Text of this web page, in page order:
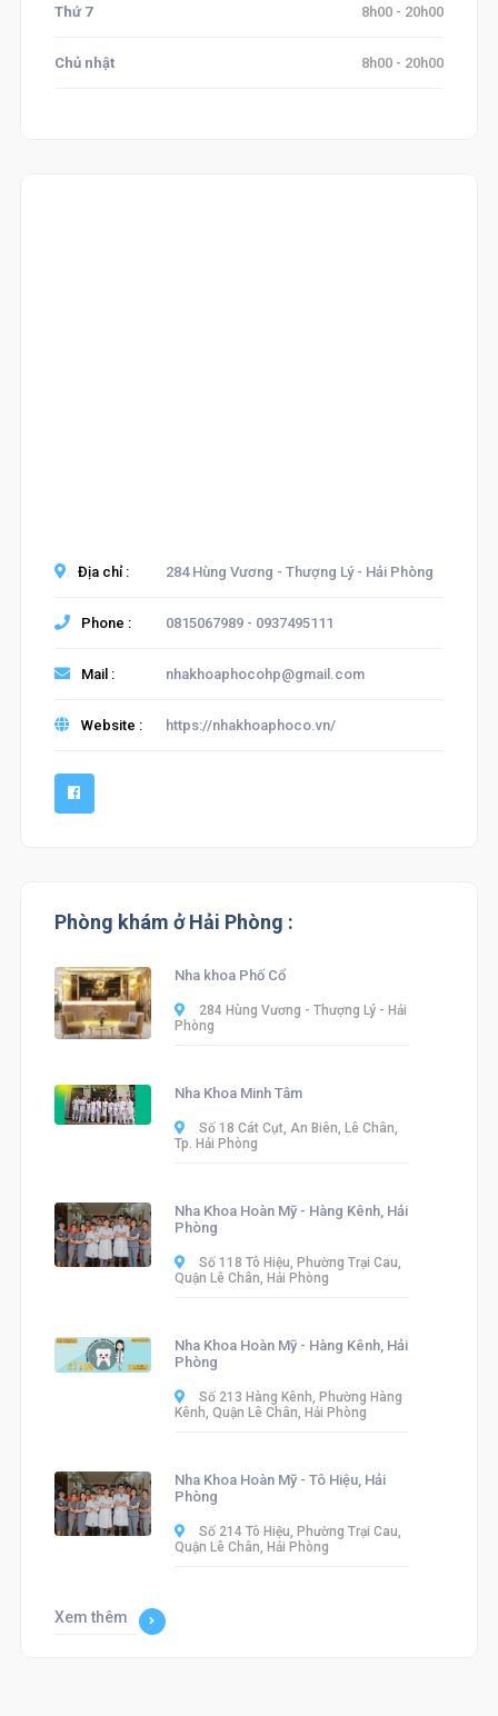
Thứ 7 8h00 - 20h00
Chủ nhật 8h00 - 20h00
Địa chỉ : 284 Hùng Vương - Thượng Lý - Hải Phòng
Phone : 0815067989 - 0937495111
Mail : nhakhoaphocohp@gmail.com
Website : https://nhakhoaphoco.vn/
Phòng khám ở Hải Phòng :
Nha khoa Phố Cổ
284 Hùng Vương - Thượng Lý - Hải
Phòng
Nha Khoa Minh Tâm
Số 18 Cát Cụt, An Biên, Lê Chân,
Tp. Hải Phòng
Nha Khoa Hoàn Mỹ - Hàng Kênh, Hải
Phòng
Số 118 Tô Hiệu, Phường Trại Cau,
Quận Lê Chân, Hải Phòng
Nha Khoa Hoàn Mỹ - Hàng Kênh, Hải
Phòng
Số 213 Hàng Kênh, Phường Hàng
Kênh, Quận Lê Chân, Hải Phòng
Nha Khoa Hoàn Mỹ - Tô Hiệu, Hải
Phòng
Số 214 Tô Hiệu, Phường Trại Cau,
Quận Lê Chân, Hải Phòng
Xem thêm